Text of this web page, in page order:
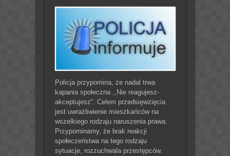
Policja przypomina, że nadal trwa
kapania społeczna ,,Nie reagujesz-
akceptujesz”. Celem przedsięwzięcia
jest uwrażliwienie mieszkańców na
wszelkiego rodzaju naruszenia prawa.
Przypominamy, że brak reakcji
społeczeństwa na tego rodzaju
sytuacje, rozzuchwala przestępców.